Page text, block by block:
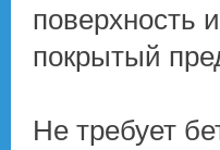
поверхность
покрытый
Не требует